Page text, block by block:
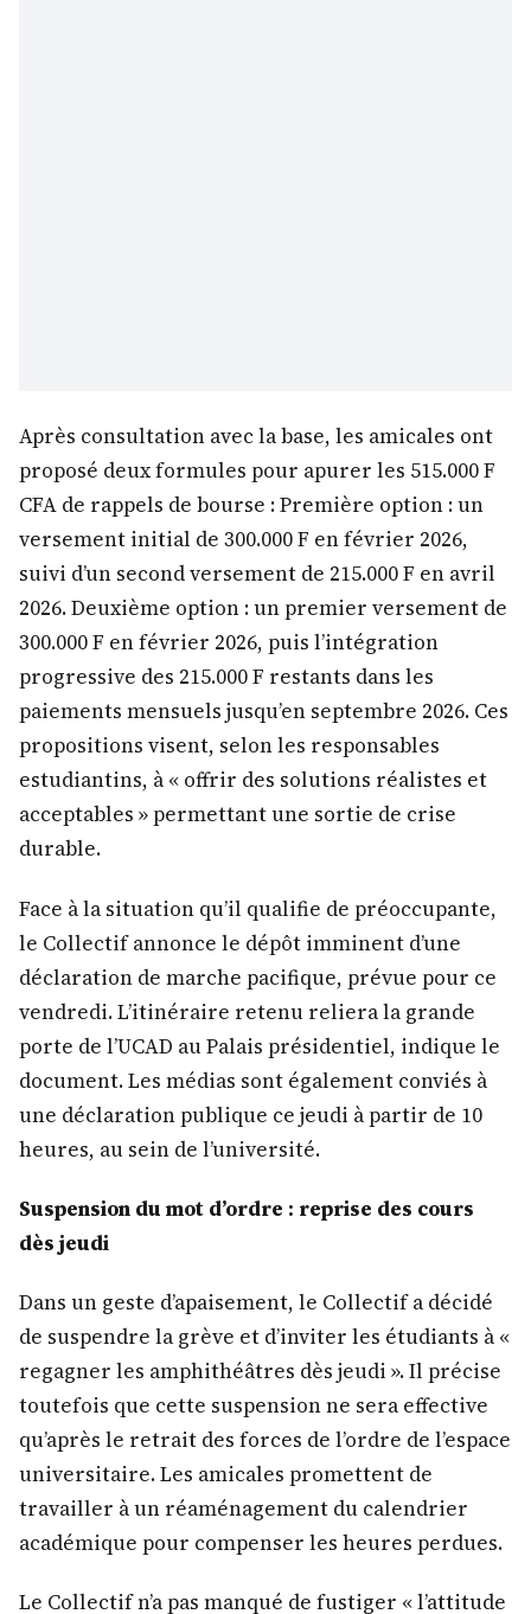
Après consultation avec la base, les amicales ont
proposé deux formules pour apurer les 515.000 F
CFA de rappels de bourse : Première option : un
versement initial de 300.000 F en février 2026,
suivi d’un second versement de 215.000 F en avril
2026. Deuxième option : un premier versement de
300.000 F en février 2026, puis l’intégration
progressive des 215.000 F restants dans les
paiements mensuels jusqu’en septembre 2026. Ces
propositions visent, selon les responsables
estudiantins, à « offrir des solutions réalistes et
acceptables » permettant une sortie de crise
durable.
Face à la situation qu’il qualifie de préoccupante,
le Collectif annonce le dépôt imminent d’une
déclaration de marche pacifique, prévue pour ce
vendredi. L’itinéraire retenu reliera la grande
porte de l’UCAD au Palais présidentiel, indique le
document. Les médias sont également conviés à
une déclaration publique ce jeudi à partir de 10
heures, au sein de l’université.
Suspension du mot d’ordre : reprise des cours
dès jeudi
Dans un geste d’apaisement, le Collectif a décidé
de suspendre la grève et d’inviter les étudiants à «
regagner les amphithéâtres dès jeudi ». Il précise
toutefois que cette suspension ne sera effective
qu’après le retrait des forces de l’ordre de l’espace
universitaire. Les amicales promettent de
travailler à un réaménagement du calendrier
académique pour compenser les heures perdues.
Le Collectif n’a pas manqué de fustiger « l’attitude